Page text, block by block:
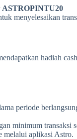
ASTROPINTU20
menyelesaikan
hadiah
periode
minimum transaksi
melalui aplikasi Astro.